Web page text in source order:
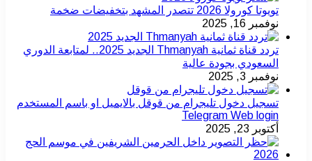
تويوتا كورولا 2026 تتصدر المشهد بتخفيضات ضخمة
نوفمبر 16, 2025
تردد قناة ثمانية Thmanyah الجديد 2025.. لمتابعة الدوري
السعودي بجودة عالية
نوفمبر 3, 2025
تسجيل دخول تليجرام من قوقل بالايميل او باسم المستخدم
Telegram Web login
أكتوبر 23, 2025